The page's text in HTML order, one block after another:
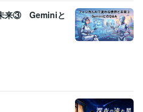
未来③ Geminiと